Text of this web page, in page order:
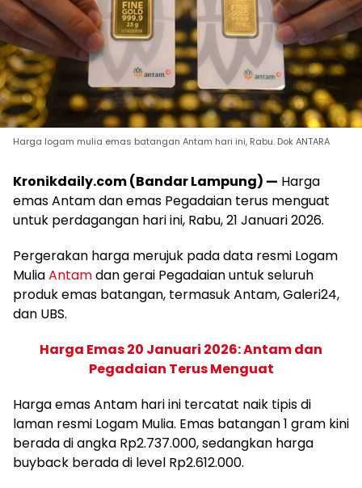
Harga logam mulia emas batangan Antam hari ini, Rabu. Dok ANTARA
Kronikdaily.com (Bandar Lampung) — Harga
emas Antam dan emas Pegadaian terus menguat
untuk perdagangan hari ini, Rabu, 21 Januari 2026.
Pergerakan harga merujuk pada data resmi Logam
MuliaAntamdan gerai Pegadaian untuk seluruh
produk emas batangan, termasuk Antam, Galeri24,
dan UBS.
Harga Emas 20 Januari 2026: Antam dan
Pegadaian Terus Menguat
Harga emas Antam hari ini tercatat naik tipis di
laman resmi Logam Mulia. Emas batangan 1 gram kini
berada di angka Rp2.737.000, sedangkan harga
buyback berada di level Rp2.612.000.